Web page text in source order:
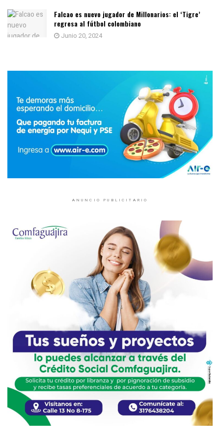
Falcao es nuevo jugador de Millonarios: el ‘Tigre’
regresa al fútbol colombiano
Junio 20, 2024
ANUNCIO PUBLICITARIO